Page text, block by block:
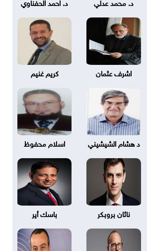
اشرف عثمان كريم غنيم
د هشام الشيشيني اسلام محفوظ
ناثان بروبكر باسك أير